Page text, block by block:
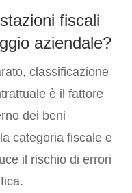
fiscali
aziendale?
classificazione
è il fattore
dei beni
categoria fiscale e
il rischio di errori